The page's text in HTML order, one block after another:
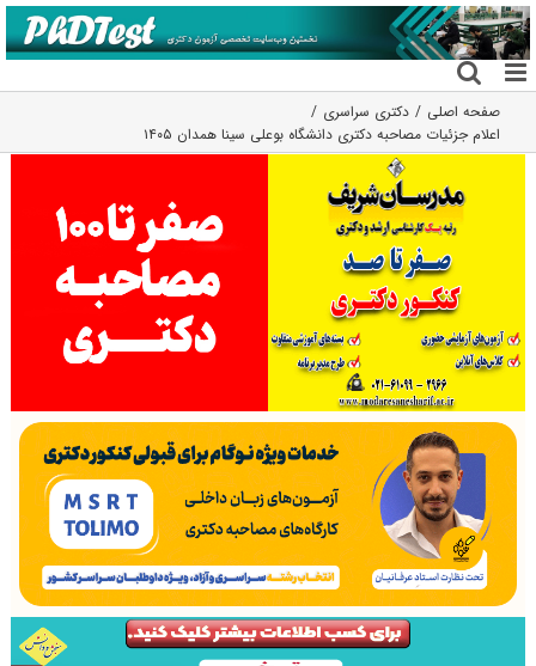
رفتن
به
محتوا
صفحه اصلی
دکتری سراسری
اعلام جزئیات مصاحبه دکتری دانشگاه بوعلی سینا همدان ۱۴۰۵